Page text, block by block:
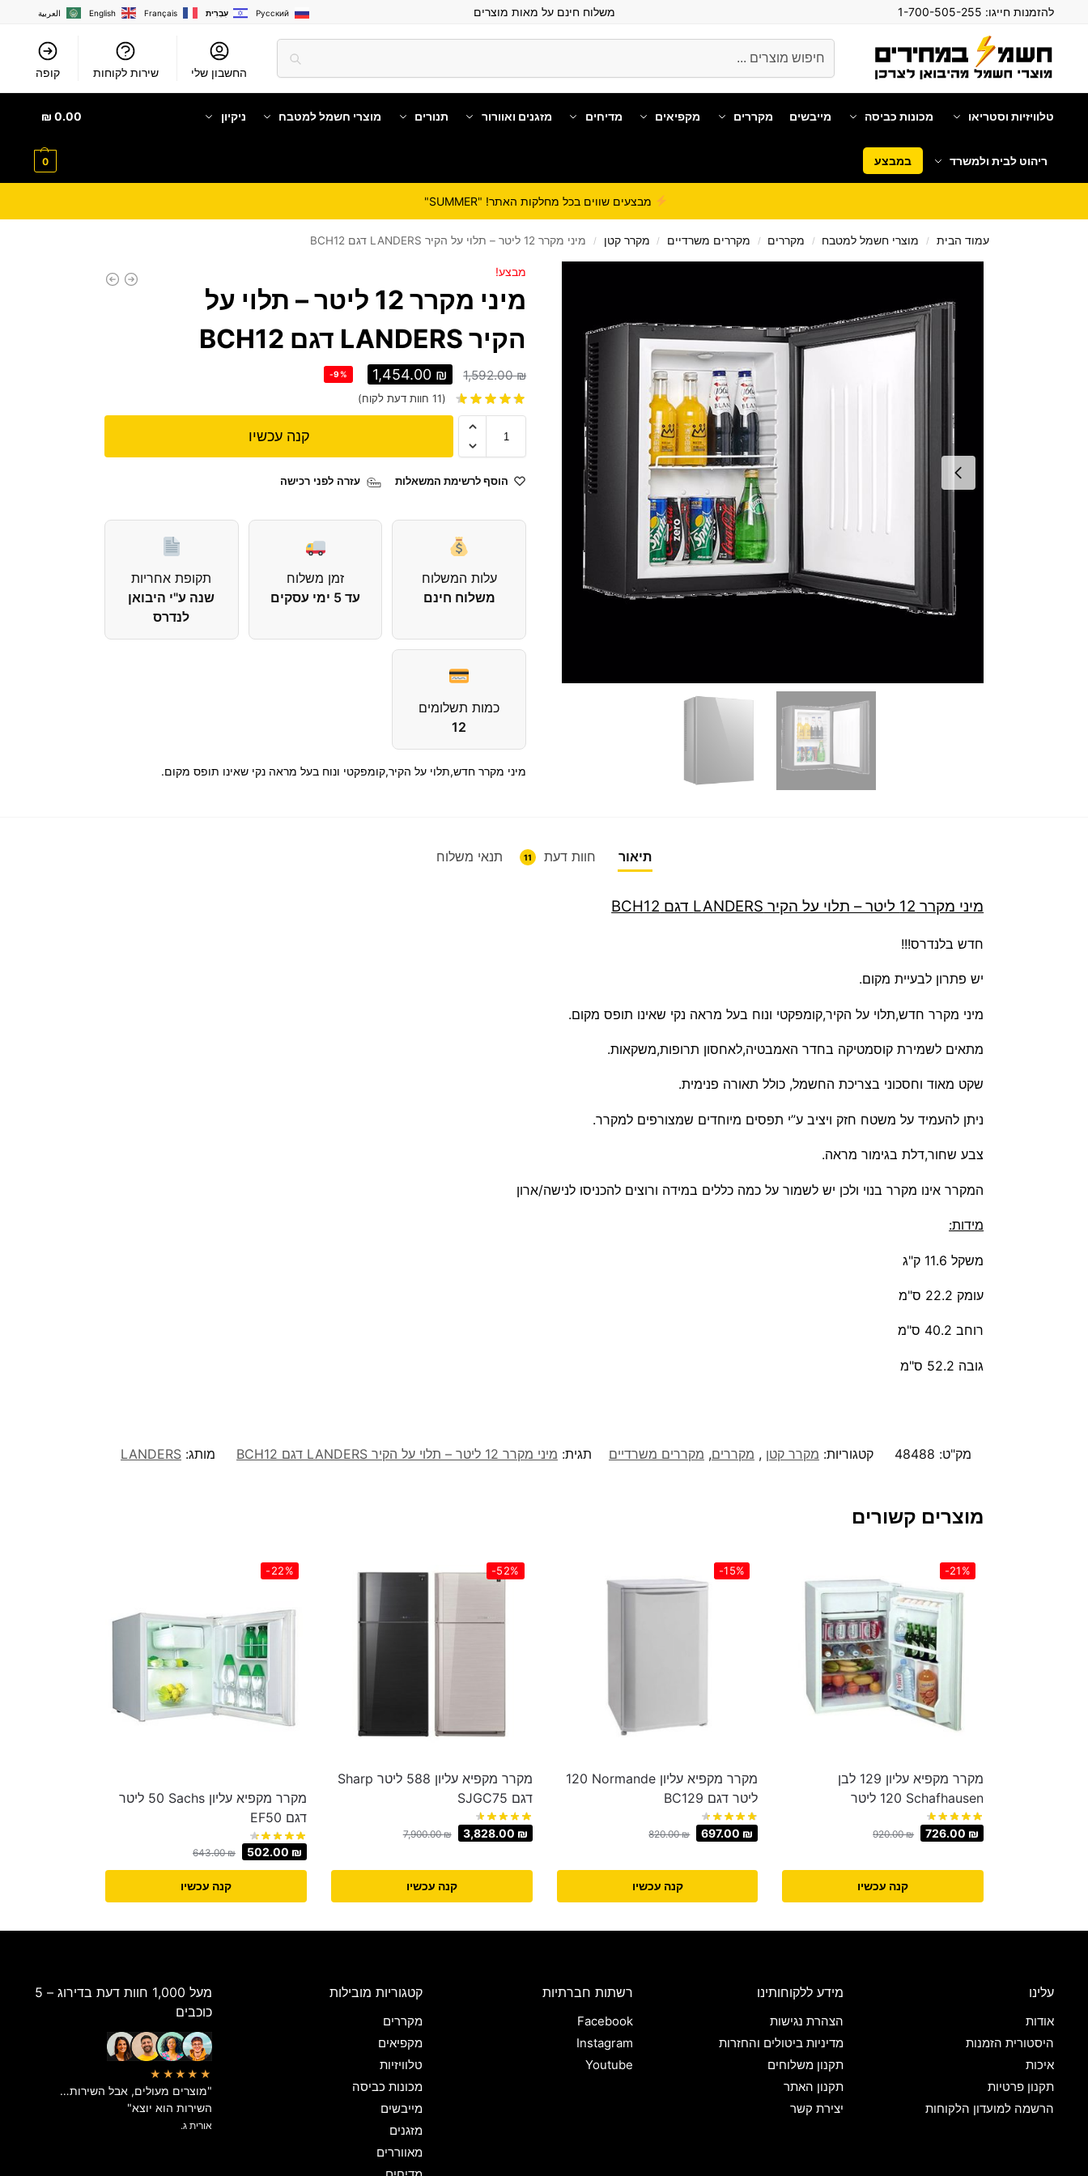
להזמנות חייגו: משלוח חינם על מאות מוצרים العربية English Français עִבְרִית Русский
החשבון שלי שירות לקוחות קופה
טלוויזיות וסטריאו מכונות כביסה מייבשים מקררים מקפיאים מדיחים מזגנים ואוורור תנורים מוצרי חשמל למטבח ניקיון
ריהוט לבית ולמשרד במבצע
0.00
₪
0
מבצעים שווים בכל מחלקות האתר! "SUMMER"
עמוד הבית / מוצרי חשמל למטבח / מקררים / מקררים משרדיים / מקרר קטן / מיני מקרר 12 ליטר – תלוי על הקיר LANDERS דגם BCH12
מבצע!
מיני מקרר 12 ליטר – תלוי על
הקיר LANDERS דגם BCH12
1,592.00₪
1,454.00 ₪
-9%
(
11 חוות דעת לקוח)
קנה עכשיו
הוסף לרשימת המשאלות עזרה לפני רכישה
עלות המשלוח
משלוח חינם
זמן משלוח
עד 5 ימי עסקים
תקופת אחריות
שנה ע"י היבואן
לנדרס
כמות תשלומים
12
מיני מקרר חדש,תלוי על הקיר,קומפקטי ונוח בעל מראה נקי שאינו תופס מקום.
תיאור חוות דעת 11 תנאי משלוח
מיני מקרר 12 ליטר – תלוי על הקיר LANDERS דגם BCH12
חדש בלנדרס!!!
יש פתרון לבעיית מקום.
מיני מקרר חדש,תלוי על הקיר,קומפקטי ונוח בעל מראה נקי שאינו תופס מקום.
מתאים לשמירת קוסמטיקה בחדר האמבטיה,לאחסון תרופות,משקאות.
שקט מאוד וחסכוני בצריכת החשמל, כולל תאורה פנימית.
ניתן להעמיד על משטח חזק ויציב ע”י תפסים מיוחדים שמצורפים למקרר.
צבע שחור,דלת בגימור מראה.
המקרר אינו מקרר בנוי ולכן יש לשמור על כמה כללים במידה ורוצים להכניסו לנישה/ארון
מידות:
משקל 11.6 ק"ג
עומק 22.2 ס"מ
רוחב 40.2 ס"מ
גובה 52.2 ס"מ
מק"ט: 48488 קטגוריות: מקרר קטן , מקררים, מקררים משרדיים תגית: מיני מקרר 12 ליטר – תלוי על הקיר LANDERS דגם BCH12 מותג: LANDERS
מוצרים קשורים
-21%
מקרר מקפיא עליון 129 לבן
Schafhausen ‏120 ‏ליטר
920.00₪ 726.00 ₪
קנה עכשיו
-15%
מקרר מקפיא עליון Normande ‏120
‏ליטר דגם BC129
820.00₪ 697.00 ₪
קנה עכשיו
-52%
מקרר מקפיא עליון 588 ליטר Sharp
דגם SJGC75
7,900.00₪ 3,828.00 ₪
קנה עכשיו
-22%
מקרר מקפיא עליון Sachs ‏50 ‏ליטר
דגם EF50
643.00₪ 502.00 ₪
קנה עכשיו
עלינו
אודות
היסטורית הזמנות
איכות
תקנון פרטיות
הרשמה למועדון הלקוחות
מידע ללקוחותינו
הצהרת נגישות
מדיניות ביטולים והחזרות
תקנון משלוחים
תקנון האתר
יצירת קשר
רשתות חברתיות
Facebook
Instagram
Youtube
קטגוריות מובילות
מקררים
מקפיאים
טלוויזיות
מכונות כביסה
מייבשים
מזגנים
מאווררים
מעל 1,000 חוות דעת בדירוג – 5
כוכבים
★★★★★
"מוצרים מעולים, אבל השירות…
השירות הוא יוצא"
אורית ג.